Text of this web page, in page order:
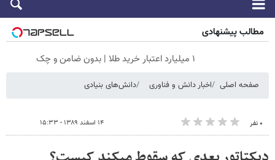
مطالب پیشنهادی
۱ میلیارد اعتبار خرید طلا | بدون ضامن و چک
صفحه اصلی اخبار دانش و فناوری دانش‌های بنیادی
۰ نفر ۱۴ اسفند ۱۳۸۹ - ۱۵:۳۳